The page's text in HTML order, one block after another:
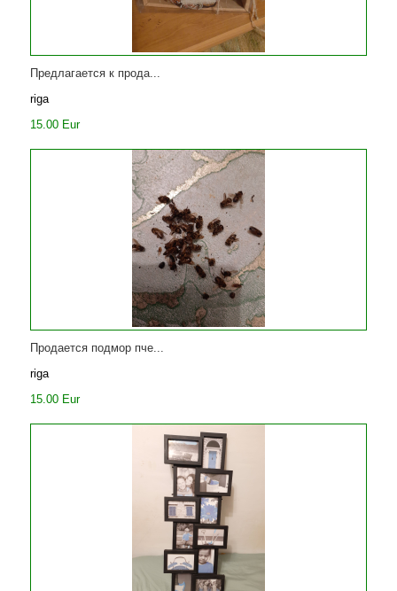
Предлагается к прода...
riga
15.00 Eur
Продается подмор пче...
riga
15.00 Eur